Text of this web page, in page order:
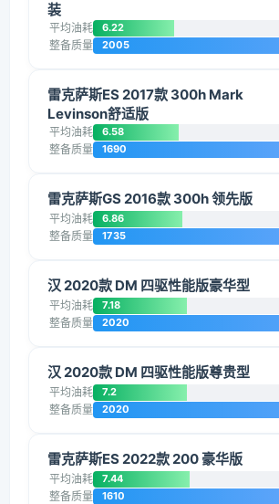
装
平均油耗 6.22
整备质量 2005
雷克萨斯ES 2017款 300h Mark
Levinson舒适版
平均油耗 6.58
整备质量 1690
雷克萨斯GS 2016款 300h 领先版
平均油耗 6.86
整备质量 1735
汉 2020款 DM 四驱性能版豪华型
平均油耗 7.18
整备质量 2020
汉 2020款 DM 四驱性能版尊贵型
平均油耗 7.2
整备质量 2020
雷克萨斯ES 2022款 200 豪华版
平均油耗 7.44
整备质量 1610